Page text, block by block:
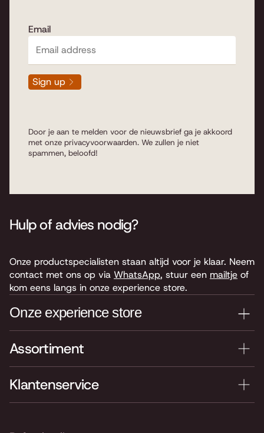
Email
Sign up
Door je aan te melden voor de nieuwsbrief ga je akkoord
met onze privacyvoorwaarden. We zullen je niet
spammen, beloofd!
Assortiment
Klantenservice
Hulp of advies nodig?
Onze productspecialisten staan altijd voor je klaar. Neem
contact met ons op via WhatsApp, stuur een mailtje of
kom eens langs in onze experience store.
Onze experience store
Je nieuwe instrument testen? Kom langs in onze winkel
Routebeschrijving